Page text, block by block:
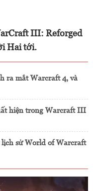
III: Reforged
Hai tới.
ra mắt Warcraft 4, và
hiện trong Warcraft III
sử World of Warcraft